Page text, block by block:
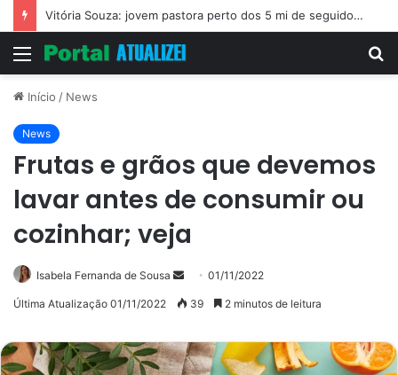
Vitória Souza: jovem pastora perto dos 5 mi de seguidores na web
Menu
Início / News
News
Frutas e grãos que devemos
lavar antes de consumir ou
cozinhar; veja
Isabela Fernanda de Sousa
Mande01/11/2022
Última Atualização 01/11/2022 39 2 minutos de leitura